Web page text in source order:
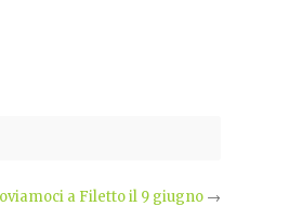
a Filetto il 9 giugno→